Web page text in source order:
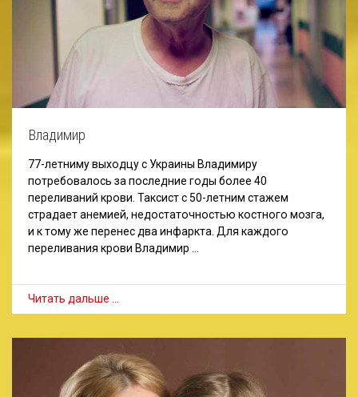
Владимир
77-летниму выходцу с Украины Владимиру
потребовалось за последние годы более 40
переливаний крови. Таксист с 50-летним стажем
страдает анемией, недостаточностью костного мозга,
и к тому же перенес два инфаркта. Для каждого
переливания крови Владимир …
Читать дальше …